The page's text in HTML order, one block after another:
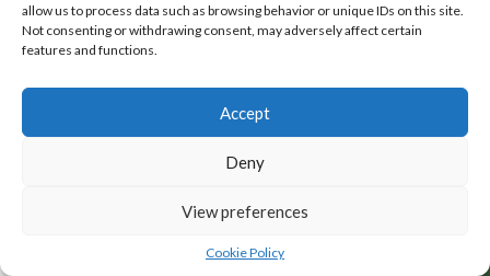
allow us to process data such as browsing behavior or unique IDs on this site.
Not consenting or withdrawing consent, may adversely affect certain
features and functions.
Accept
Deny
View preferences
Cookie Policy
メニュー